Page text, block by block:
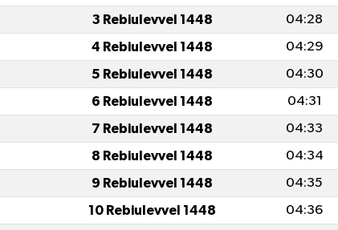
3 Rebiulevvel 1448 04:28
4 Rebiulevvel 1448 04:29
5 Rebiulevvel 1448 04:30
6 Rebiulevvel 1448 04:31
7 Rebiulevvel 1448 04:33
8 Rebiulevvel 1448 04:34
9 Rebiulevvel 1448 04:35
10 Rebiulevvel 1448 04:36